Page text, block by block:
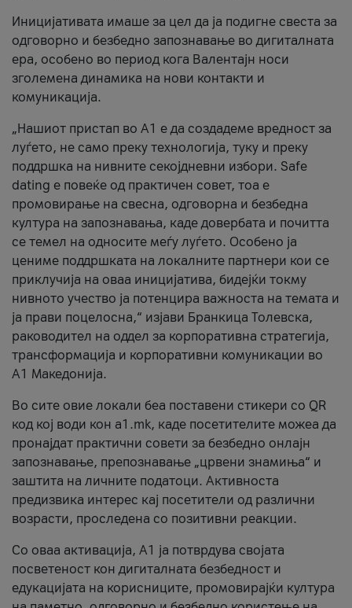
Иницијативата имаше за цел да ја подигне свеста за
одговорно и безбедно запознавање во дигиталната
ера, особено во период кога Валентајн носи
зголемена динамика на нови контакти и
комуникација.
„Нашиот пристап во А1 е да создадеме вредност за
луѓето, не само преку технологија, туку и преку
поддршка на нивните секојдневни избори. Safe
dating е повеќе од практичен совет, тоа е
промовирање на свесна, одговорна и безбедна
култура на запознавања, каде довербата и почитта
се темел на односите меѓу луѓето. Особено ја
цениме поддршката на локалните партнери кои се
приклучија на оваа иницијатива, бидејќи токму
нивното учество ја потенцира важноста на темата и
ја прави поцелосна,“ изјави Бранкица Толевска,
раководител на оддел за корпоративна стратегија,
трансформација и корпоративни комуникации во
А1 Македонија.
Во сите овие локали беа поставени стикери со QR
код кој води кон a1.mk, каде посетителите можеа да
пронајдат практични совети за безбедно онлајн
запознавање, препознавање „црвени знамиња“ и
заштита на личните податоци. Активноста
предизвика интерес кај посетители од различни
возрасти, проследена со позитивни реакции.
Со оваа активација, А1 ја потврдува својата
посветеност кон дигиталната безбедност и
едукацијата на корисниците, промовирајќи култура